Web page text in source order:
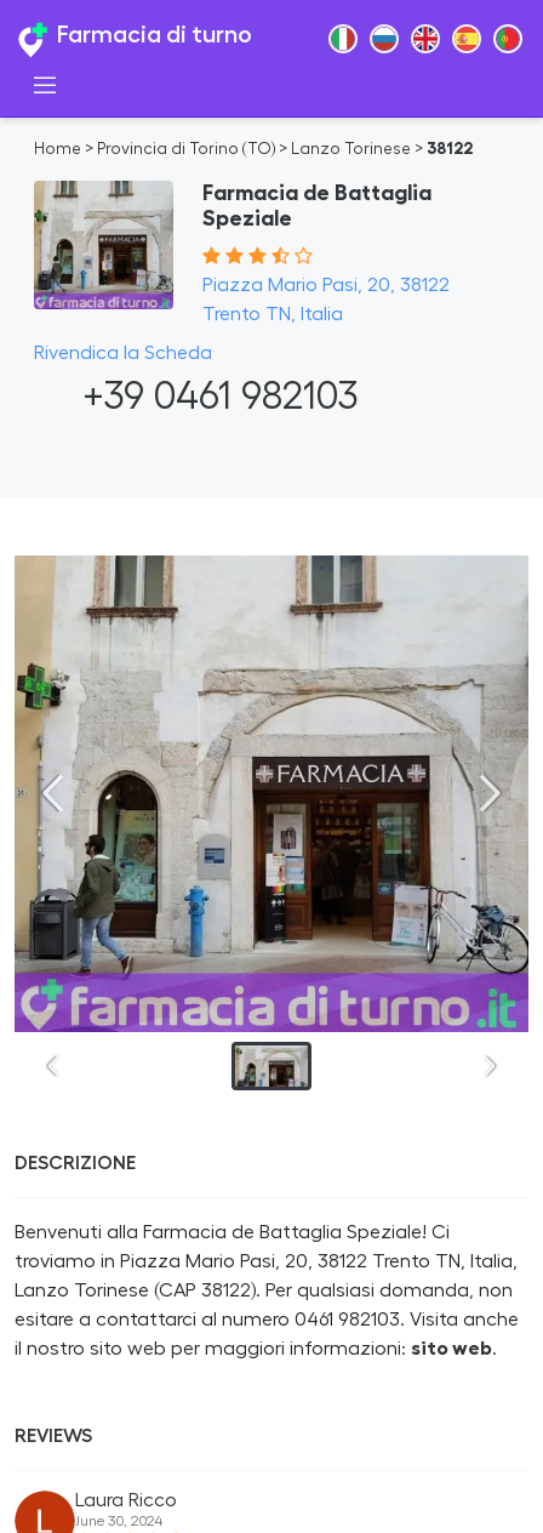
Farmacia di turno
Home > Provincia di Torino (TO) > Lanzo Torinese > 38122
Farmacia de Battaglia
Speziale
Piazza Mario Pasi, 20, 38122
Trento TN, Italia
Rivendica la Scheda
+39 0461 982103
DESCRIZIONE
Benvenuti alla Farmacia de Battaglia Speziale! Ci
troviamo in Piazza Mario Pasi, 20, 38122 Trento TN, Italia,
Lanzo Torinese (CAP 38122). Per qualsiasi domanda, non
esitare a contattarci al numero 0461 982103. Visita anche
il nostro sito web per maggiori informazioni: sito web.
REVIEWS
Laura Ricco
June 30, 2024